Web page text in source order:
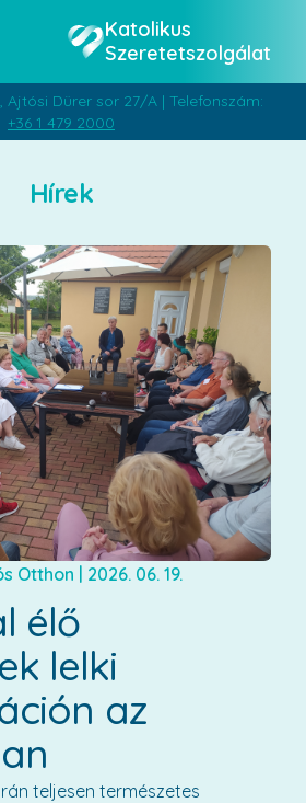
Katolikus
Szeretetszolgálat
Ajtósi Dürer sor 27/A | Telefonszám:
+36 1 479 2000
Hírek
Otthon | 2026. 06. 19.
élő
lelki
az
teljesen természetes